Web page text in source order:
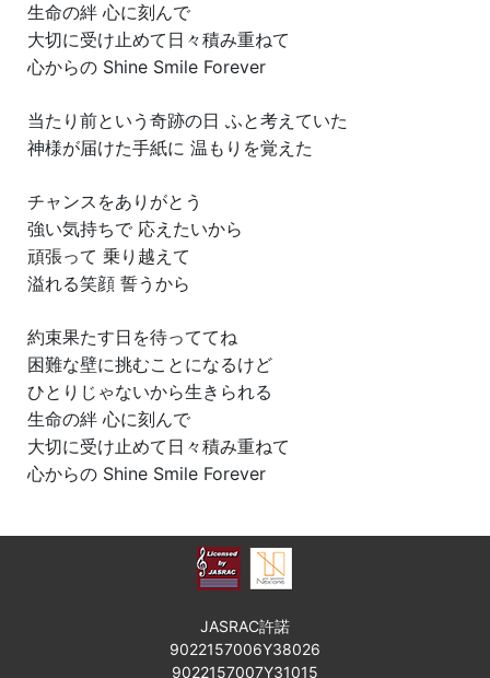
生命の絆 心に刻んで
大切に受け止めて日々積み重ねて
心からの Shine Smile Forever
当たり前という奇跡の日 ふと考えていた
神様が届けた手紙に 温もりを覚えた
チャンスをありがとう
強い気持ちで 応えたいから
頑張って 乗り越えて
溢れる笑顔 誓うから
約束果たす日を待っててね
困難な壁に挑むことになるけど
ひとりじゃないから生きられる
生命の絆 心に刻んで
大切に受け止めて日々積み重ねて
心からの Shine Smile Forever
JASRAC許諾
9022157006Y38026
9022157007Y31015